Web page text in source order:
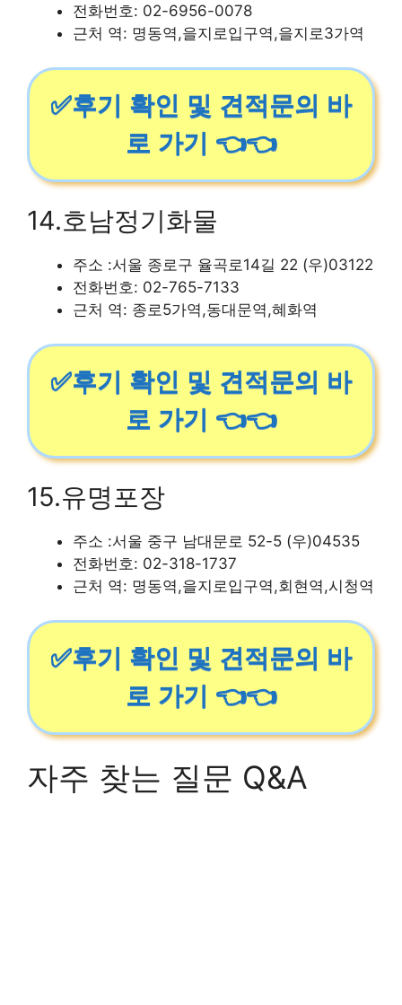
전화번호: 02-6956-0078
근처 역: 명동역,을지로입구역,을지로3가역
✅후기 확인 및 견적문의 바
로 가기 👈👈
14.호남정기화물
주소 :서울 종로구 율곡로14길 22 (우)03122
전화번호: 02-765-7133
근처 역: 종로5가역,동대문역,혜화역
✅후기 확인 및 견적문의 바
로 가기 👈👈
15.유명포장
주소 :서울 중구 남대문로 52-5 (우)04535
전화번호: 02-318-1737
근처 역: 명동역,을지로입구역,회현역,시청역
✅후기 확인 및 견적문의 바
로 가기 👈👈
자주 찾는 질문 Q&A